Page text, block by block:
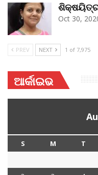
Oct 30,
PREV NEXT 1 of 7,975
ଆର୍କାଇଭ
S M T